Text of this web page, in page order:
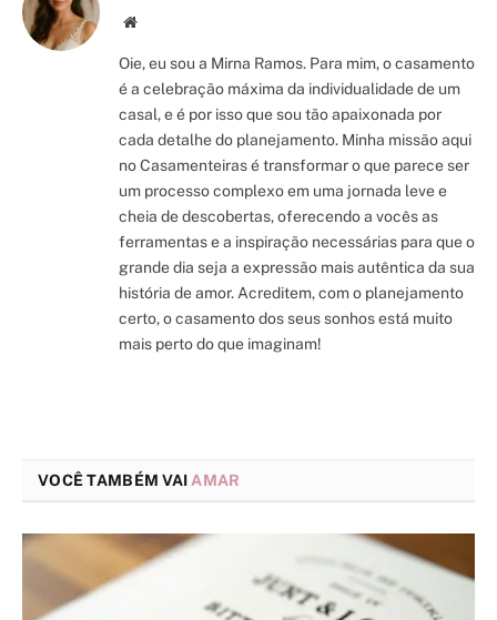
Site/Blog
Oie, eu sou a Mirna Ramos. Para mim, o casamento
é a celebração máxima da individualidade de um
casal, e é por isso que sou tão apaixonada por
cada detalhe do planejamento. Minha missão aqui
no Casamenteiras é transformar o que parece ser
um processo complexo em uma jornada leve e
cheia de descobertas, oferecendo a vocês as
ferramentas e a inspiração necessárias para que o
grande dia seja a expressão mais autêntica da sua
história de amor. Acreditem, com o planejamento
certo, o casamento dos seus sonhos está muito
mais perto do que imaginam!
VOCÊ TAMBÉM VAI AMAR